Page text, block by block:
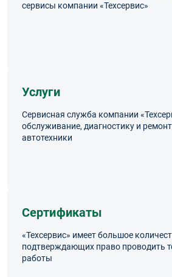
сервисы компании «Техсервис»
Услуги
Сервисная служба компании
обслуживание, диагностику и
автотехники
Сертификаты
«Техсервис» имеет большое
подтверждающих право проводить
работы